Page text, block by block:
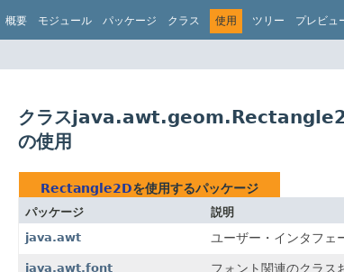
概要 モジュール パッケージ クラス 使用 ツリー プレビュ
クラス
の使用
Rectangle2Dを使用するパッケージ
パッケージ
説明
java.awt
ユーザー・インタフェ
java.awt.font フォント関連のクラス